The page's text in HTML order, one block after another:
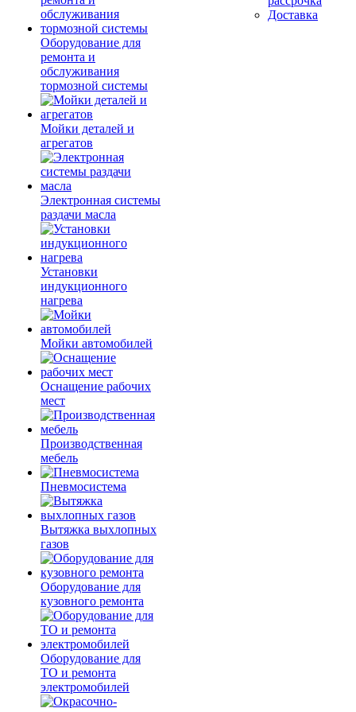
Оборудование для
ремонта и
обслуживания
тормозной системы
Мойки деталей и
агрегатов
Электронная системы
раздачи масла
Установки
индукционного
нагрева
Мойки автомобилей
Оснащение рабочих
мест
Производственная
мебель
Пневмосистема
Вытяжка выхлопных
газов
Оборудование для
кузовного ремонта
Оборудование для
ТО и ремонта
электромобилей
Доставка